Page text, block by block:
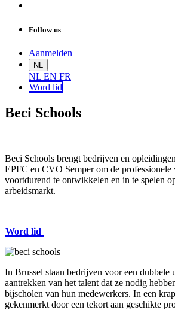
Follow us
Aanmelden
NL
NL EN FR
Word lid
Beci Schools
Beci Schools brengt bedrijven en
EPFC en CVO Semper om de professionele
voortdurend te ontwikkelen en in te spelen
arbeidsmarkt.
Word lid
In Brussel staan bedrijven voor een dubbele
aantrekken van het talent dat ze nodig
bijscholen van hun medewerkers. In een
gekenmerkt door een tekort aan geschikte